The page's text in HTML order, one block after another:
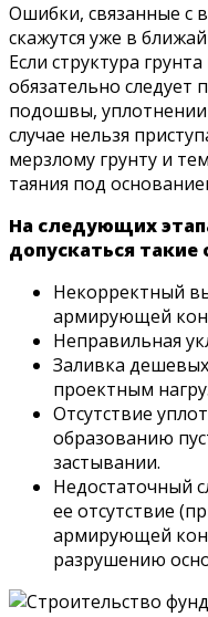
Ошибки, связанные с
скажутся уже в
Если структура
обязательно следует
подошвы,
случае нельзя
мерзлому грунту и
таяния под
На следующих
допускаться
Некорректный
армирующей
Неправильная
Заливка
проектным
Отсутствие
образованию
застывании.
Недостаточный
ее отсутствие
армирующей
разрушению